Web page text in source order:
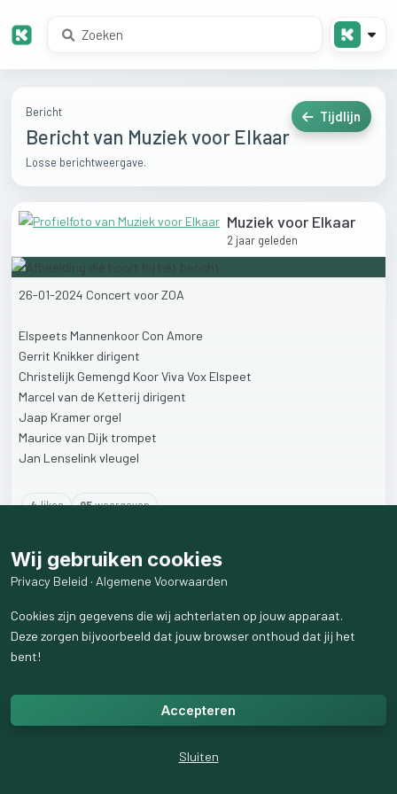
Bericht
Bericht van Muziek voor Elkaar
Losse berichtweergave.
Tijdlijn
Muziek voor Elkaar
2 jaar geleden
26-01-2024 Concert voorZOA
Elspeets Mannenkoor Con Amore
Gerrit Knikker dirigent
Christelijk Gemengd KoorViva Vox Elspeet
Marcel van de Ketterij dirigent
Jaap Kramer orgel
Maurice van Dijk trompet
Jan Lenselink vleugel
4likes 95weergaven
Wij gebruiken cookies
Privacy Beleid · Algemene Voorwaarden
Cookies zijn gegevens die wij achterlaten op jouw apparaat.
Deze zorgen bijvoorbeeld dat jouw browser onthoud dat jij het
bent!
Accepteren
Sluiten